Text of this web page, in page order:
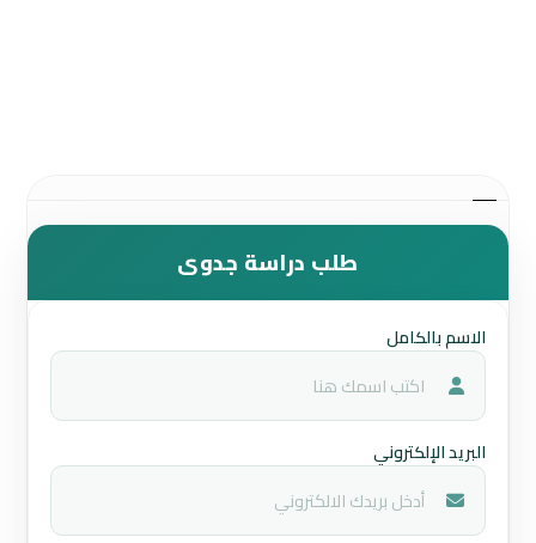
طلب دراسة جدوى
الاسم بالكامل
البريد الإلكتروني